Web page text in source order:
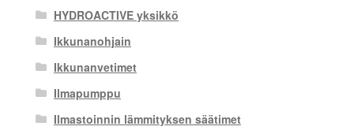
HYDROACTIVE yksikkö
Ikkunanohjain
Ikkunanvetimet
Ilmapumppu
Ilmastoinnin lämmityksen säätimet